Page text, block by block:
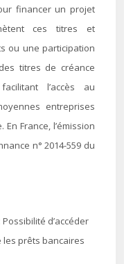
financer un projet
ces titres et
ou une participation
titres de créance
l’accès au
entreprises
France, l’émission
n° 2014-559 du
Possibilité d’accéder
les prêts bancaires